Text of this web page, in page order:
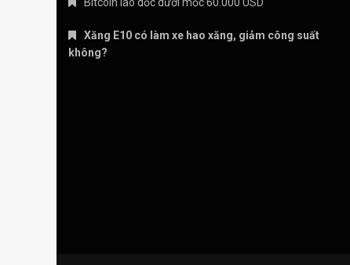
Bitcoin lao dốc dưới mốc 60.000 USD
Xăng E10 có làm xe hao xăng, giảm công suất
không?